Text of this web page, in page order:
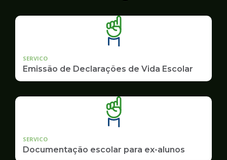
SERVICO
Emissão de Declarações de Vida Escolar
SERVICO
Documentação escolar para ex-alunos